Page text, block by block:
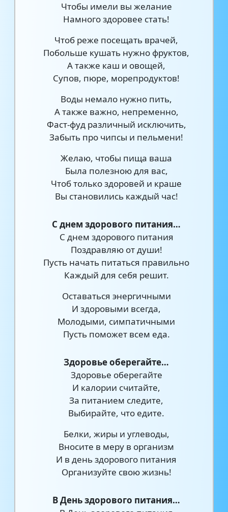
Чтобы имели вы желание
Намного здоровее стать!
Чтоб реже посещать врачей,
Побольше кушать нужно фруктов,
А также каш и овощей,
Супов, пюре, морепродуктов!
Воды немало нужно пить,
А также важно, непременно,
Фаст-фуд различный исключить,
Забыть про чипсы и пельмени!
Желаю, чтобы пища ваша
Была полезною для вас,
Чтоб только здоровей и краше
Вы становились каждый час!
С днем здорового питания…
С днем здорового питания
Поздравляю от души!
Пусть начать питаться правильно
Каждый для себя решит.
Оставаться энергичными
И здоровыми всегда,
Молодыми, симпатичными
Пусть поможет всем еда.
Здоровье оберегайте…
Здоровье оберегайте
И калории считайте,
За питанием следите,
Выбирайте, что едите.
Белки, жиры и углеводы,
Вносите в меру в организм
И в день здорового питания
Организуйте свою жизнь!
В День здорового питания…